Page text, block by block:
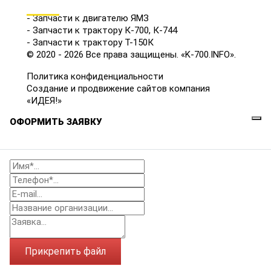
- Запчасти к двигателю ЯМЗ
- Запчасти к трактору К-700, К-744
- Запчасти к трактору Т-150К
© 2020 - 2026 Все права защищены. «K-700.INFO».
Политика конфиденциальности
Создание и продвижение сайтов компания
«ИДЕЯ!»
ОФОРМИТЬ ЗАЯВКУ
Прикрепить файл